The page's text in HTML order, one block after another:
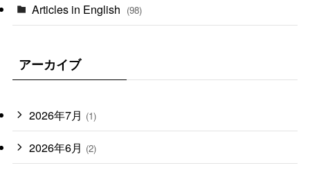
Articles in English (98)
アーカイブ
2026年7月 (1)
2026年6月 (2)